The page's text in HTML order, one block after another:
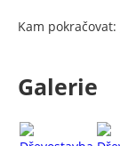
Kam pokračovat:
Galerie